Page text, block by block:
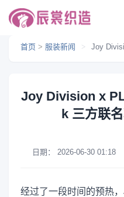
首页 > 服装新闻 > Joy Division
Joy Division x
k 三方联
日期： 2026-06-30 01:18
经过了一段时间的预热